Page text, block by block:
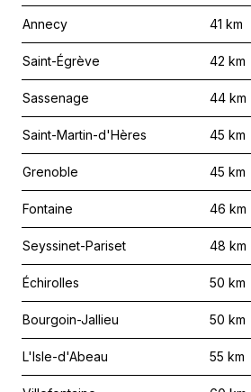
Annecy 41 km
Saint-Égrève 42 km
Sassenage 44 km
Saint-Martin-d'Hères 45 km
Grenoble 45 km
Fontaine 46 km
Seyssinet-Pariset 48 km
Échirolles 50 km
Bourgoin-Jallieu 50 km
L'Isle-d'Abeau 55 km